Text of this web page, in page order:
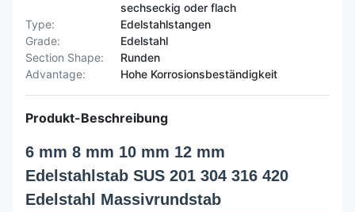
sechseckig oder flach
Type:
Edelstahlstangen
Grade:
Edelstahl
Section Shape:
Runden
Advantage:
Hohe Korrosionsbeständigkeit
Produkt-Beschreibung
6 mm 8 mm 10 mm 12 mm
Edelstahlstab SUS 201 304 316 420
Edelstahl Massivrundstab